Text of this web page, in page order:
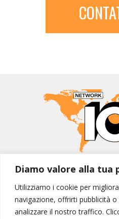
Diamo valore alla tua
Utilizziamo i cookie per
navigazione, offrirti pubblicità
analizzare il nostro traffico.
MONDO
I NOSTRI